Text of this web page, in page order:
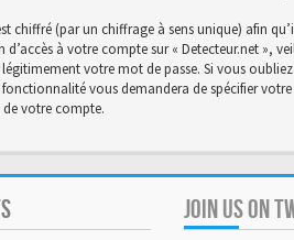
chiffré (par un chiffrage à sens unique) afin
d’accès à votre compte sur « Detecteur.net »,
votre mot de passe. Si vous
vous demandera de spécifier
votre compte.
JOIN US ON